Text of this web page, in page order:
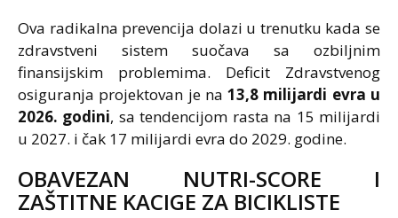
Ova radikalna prevencija dolazi u trenutku kada se
zdravstveni sistem suočava sa ozbiljnim
finansijskim problemima. Deficit Zdravstvenog
osiguranja projektovan je na13,8 milijardi evra u
2026. godini, sa tendencijom rasta na 15 milijardi
u 2027. i čak 17 milijardi evra do 2029. godine.
OBAVEZAN NUTRI-SCORE I
ZAŠTITNE KACIGE ZA BICIKLISTE